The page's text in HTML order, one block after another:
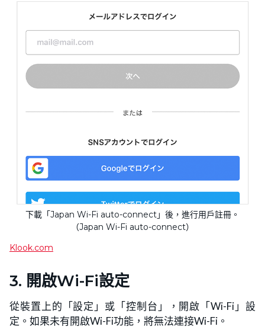
下載「Japan Wi-Fi auto-connect」後，進行用戶註冊。
（Japan Wi-Fi auto-connect）
Klook.com
3. 開啟Wi-Fi設定
從裝置上的「設定」或「控制台」，開啟「Wi-Fi」設
定。如果未有開啟Wi-Fi功能，將無法連接Wi-Fi。